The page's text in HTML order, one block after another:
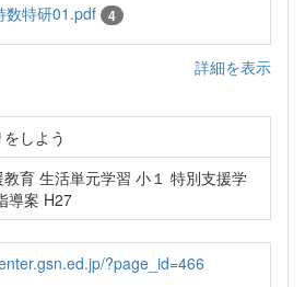
数特研01.pdf 4
詳細を表示
しよう
育 生活単元学習 小１ 特別支援学
導案 H27
?page_id=466